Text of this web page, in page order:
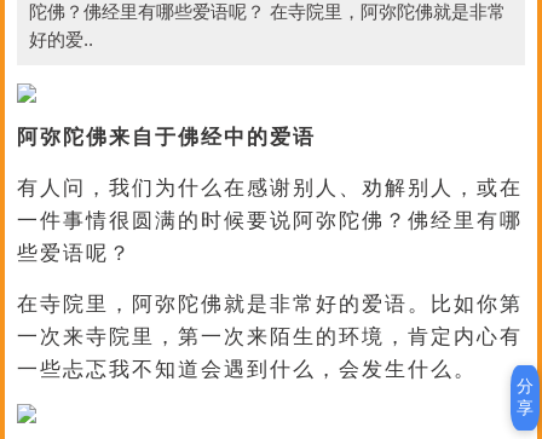
陀佛？佛经里有哪些爱语呢？ 在寺院里，阿弥陀佛就是非常
好的爱..
阿弥陀佛来自于佛经中的爱语
有人问，我们为什么在感谢别人、劝解别人，或在
一件事情很圆满的时候要说阿弥陀佛？佛经里有哪
些爱语呢？
在寺院里，阿弥陀佛就是非常好的爱语。比如你第
一次来寺院里，第一次来陌生的环境，肯定内心有
一些忐忑我不知道会遇到什么，会发生什么。
分
享